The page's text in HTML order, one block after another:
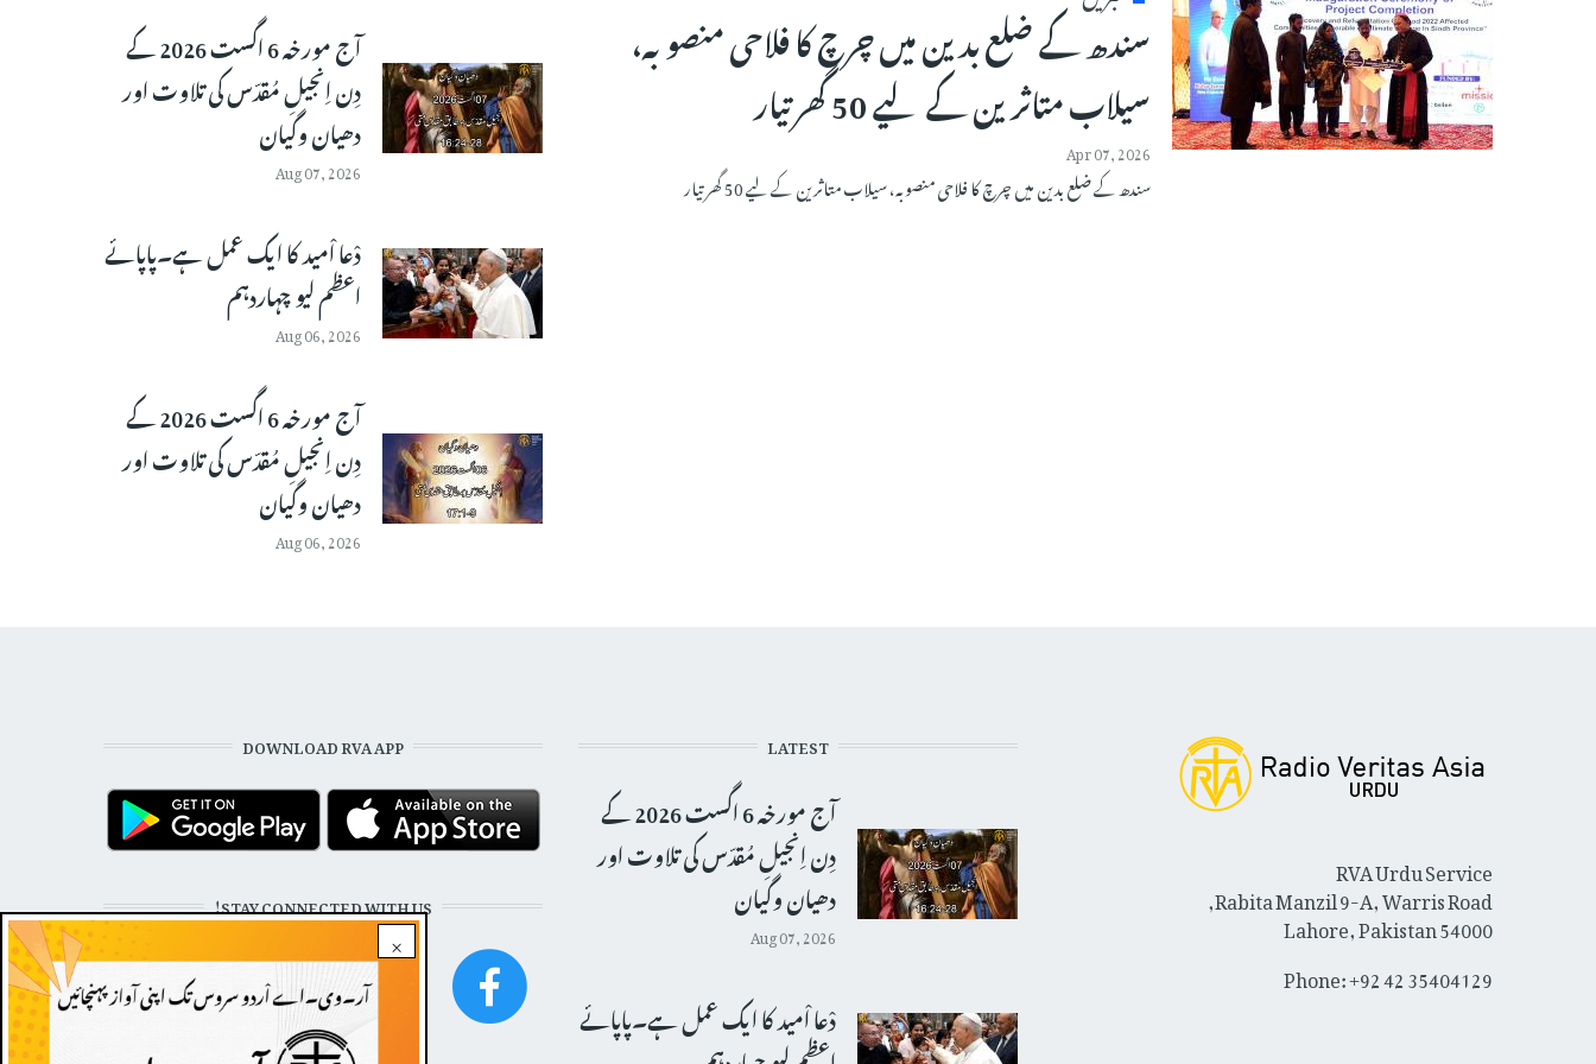
سندھ کے ضلع بدین میں چرچ کا فلاحی منصوبہ،
سیلاب متاثرین کے لیے 50 گھر تیار
Apr 07, 2026
سندھ کے ضلع بدین میں چرچ کا فلاحی منصوبہ، سیلاب متاثرین کے لیے 50 گھر تیار
آج مورخہ 6 اگست 2026 کے
دِن اِنجیلِ مُقدّس کی تلاوت اور
دھیان وگیان
Aug 07, 2026
دْعا اْمید کا ایک عمل ہے۔پاپائے
اعظم لیو چہاردہم
Aug 06, 2026
آج مورخہ 6 اگست 2026 کے
دِن اِنجیلِ مُقدّس کی تلاوت اور
دھیان وگیان
Aug 06, 2026
×
RVA Urdu Service
Rabita Manzil 9-A, Warris Road,
Lahore, Pakistan 54000
Phone: +92 42 35404129
LATEST
آج مورخہ 6 اگست 2026 کے
دِن اِنجیلِ مُقدّس کی تلاوت اور
دھیان وگیان
Aug 07, 2026
دْعا اْمید کا ایک عمل ہے۔پاپائے
DOWNLOAD RVA APP
STAY CONNECTED WITH US!